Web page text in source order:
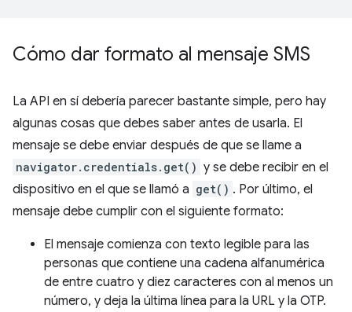
Cómo dar formato al mensaje SMS
La API en sí debería parecer bastante simple, pero hay
algunas cosas que debes saber antes de usarla. El
mensaje se debe enviar después de que se llame a
navigator.credentials.get() y se debe recibir en el
dispositivo en el que se llamó a get() . Por último, el
mensaje debe cumplir con el siguiente formato:
El mensaje comienza con texto legible para las
personas que contiene una cadena alfanumérica
de entre cuatro y diez caracteres con al menos un
número, y deja la última línea para la URL y la OTP.